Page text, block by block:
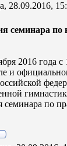
28.09.2016,
семинара
2016 года
и
семинара по